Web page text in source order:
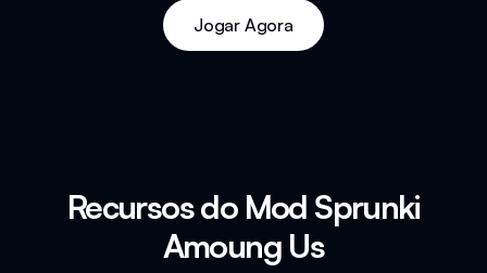
Jogar Agora
Recursos do Mod Sprunki
Amoung Us